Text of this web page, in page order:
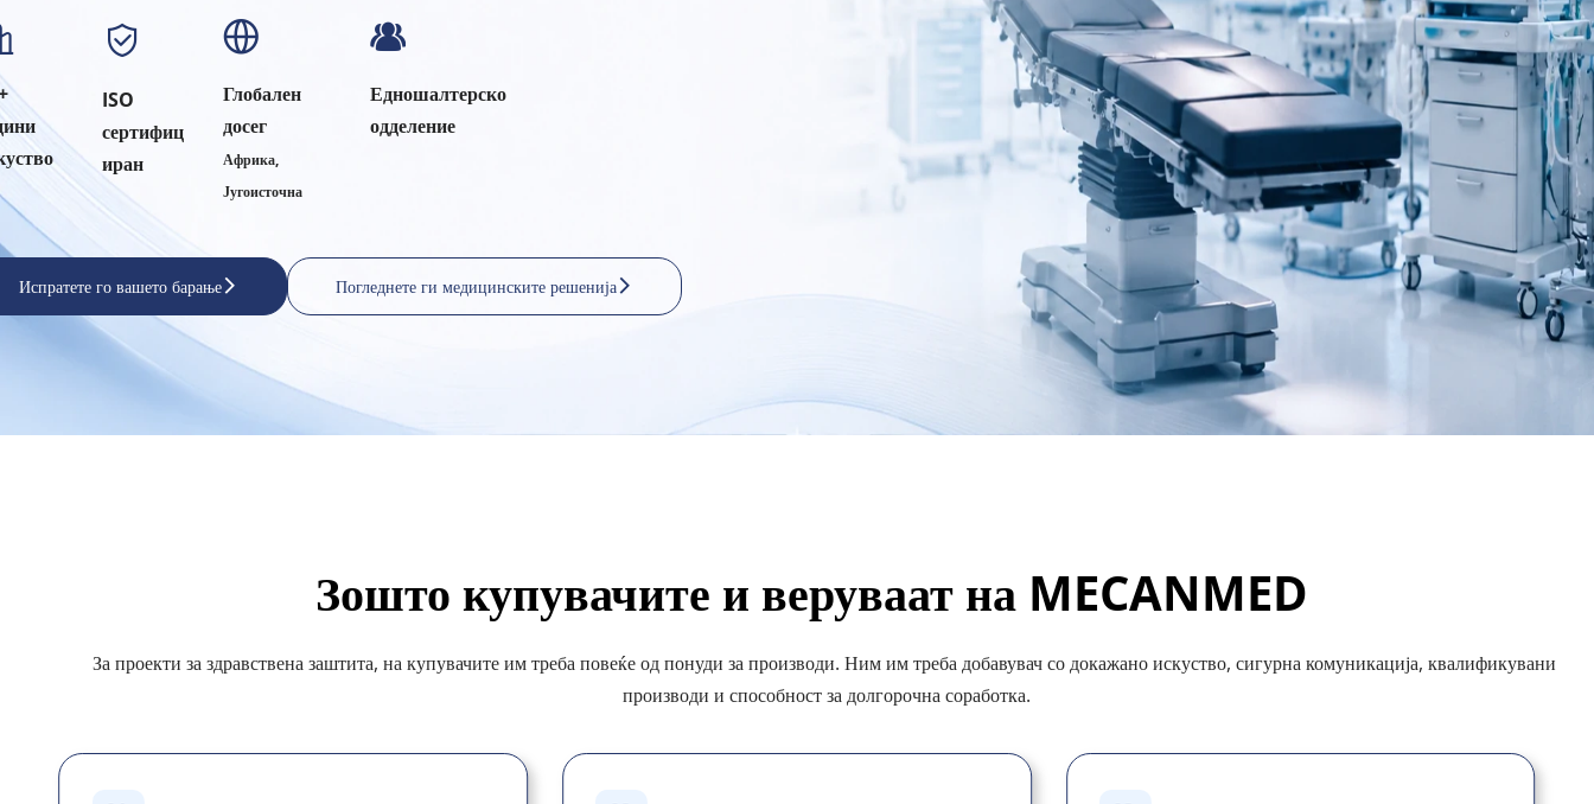
ISO
сертифиц
иран
Глобален
досег
Африка,
Југоисточна
Едношалтерско
одделение
Испратете го вашето барање Погледнете ги медицинските решенија
Зошто купувачите и веруваат на MECANMED
За проекти за здравствена заштита, на купувачите им треба повеќе од понуди за производи. Ним им треба добавувач со докажано искуство, сигурна комуникација, квалификувани
производи и способност за долгорочна соработка.